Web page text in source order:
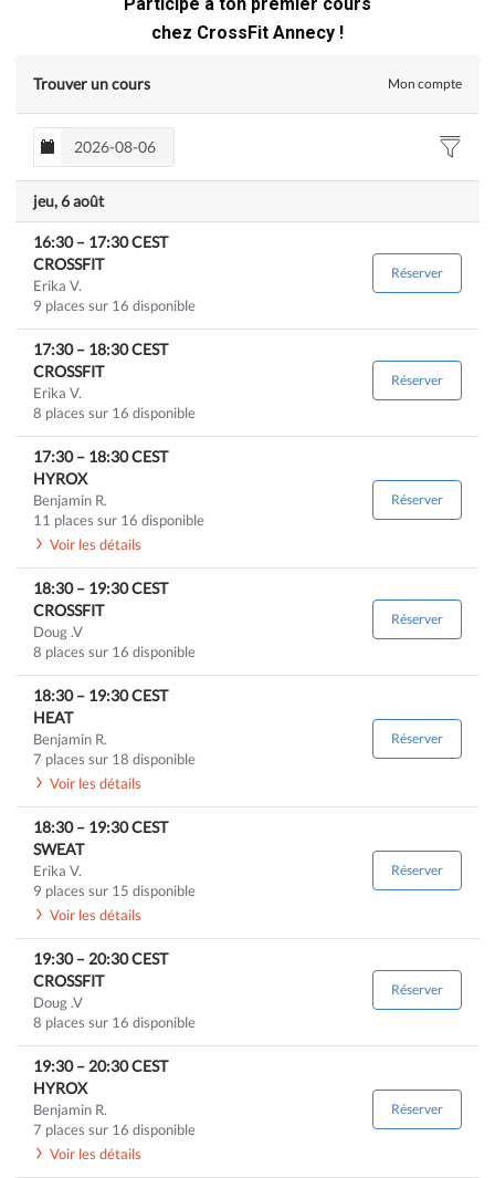
est une méthode de PPG à part entière.
L’augmentation des performances et la réduction du risque
de blessures seront les conséquences d’une pratique
régulière.
chez CrossFit Annecy !
Trouver un cours Mon compte
jeu, 6 août
16:30– 17:30CEST
CROSSFIT
Erika V.
9 places sur 16 disponible
Réserver
17:30– 18:30CEST
CROSSFIT
Erika V.
8 places sur 16 disponible
Réserver
17:30– 18:30CEST
HYROX
Benjamin R.
11 places sur 16 disponible
Voir les détails
Réserver
18:30– 19:30CEST
CROSSFIT
Doug .V
8 places sur 16 disponible
Réserver
18:30– 19:30CEST
HEAT
Benjamin R.
7 places sur 18 disponible
Voir les détails
Réserver
18:30– 19:30CEST
SWEAT
Erika V.
9 places sur 15 disponible
Voir les détails
Réserver
19:30– 20:30CEST
CROSSFIT
Doug .V
8 places sur 16 disponible
Réserver
19:30– 20:30CEST
HYROX
Benjamin R.
7 places sur 16 disponible
Voir les détails
Réserver